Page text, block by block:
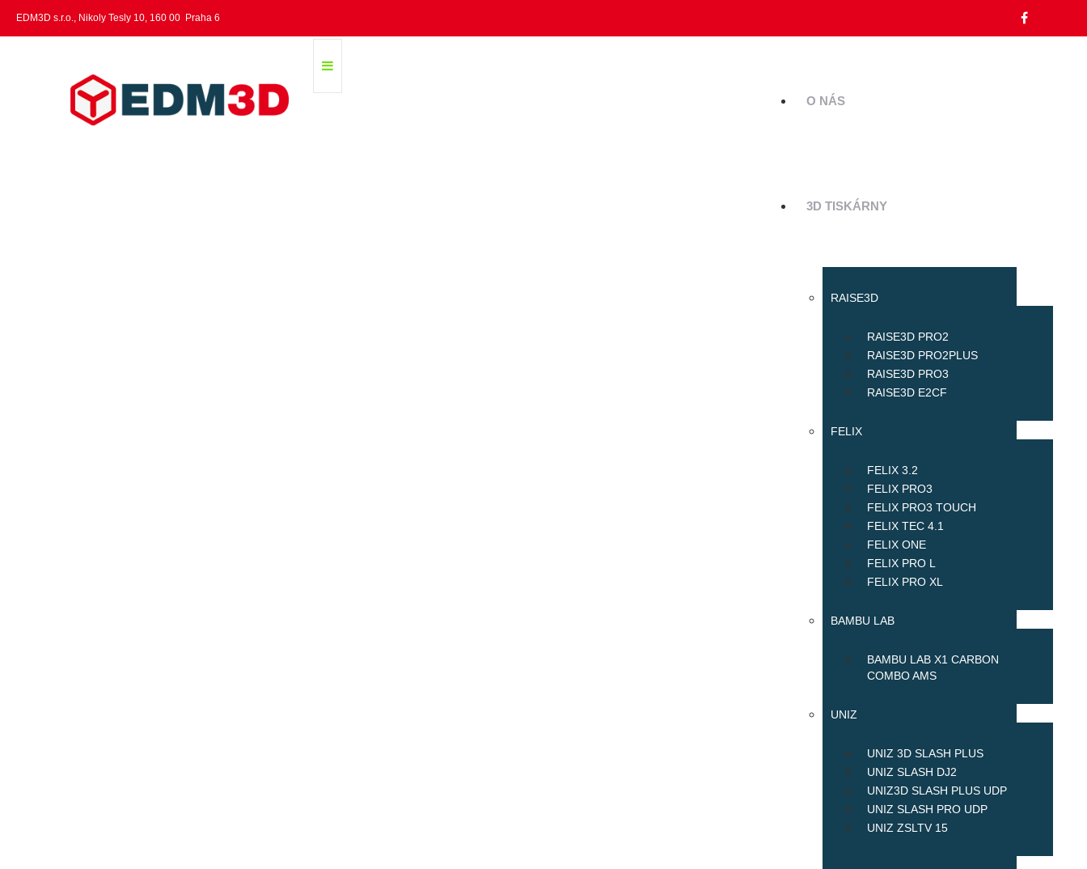
EDM3D s.r.o., Nikoly Tesly 10, 160 00 Praha 6
O NÁS
3D TISKÁRNY
RAISE3D
RAISE3D PRO2
RAISE3D PRO2PLUS
RAISE3D PRO3
RAISE3D E2CF
FELIX
FELIX 3.2
FELIX PRO3
FELIX PRO3 TOUCH
FELIX TEC 4.1
FELIX ONE
FELIX PRO L
FELIX PRO XL
BAMBU LAB
BAMBU LAB X1 CARBON
COMBO AMS
UNIZ
UNIZ 3D SLASH PLUS
UNIZ SLASH DJ2
UNIZ3D SLASH PLUS UDP
UNIZ SLASH PRO UDP
UNIZ ZSLTV 15